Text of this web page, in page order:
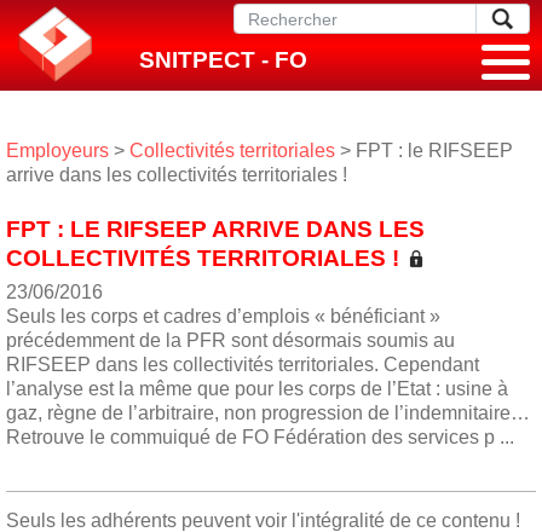
SNITPECT - FO
Employeurs > Collectivités territoriales > FPT : le RIFSEEP
arrive dans les collectivités territoriales !
FPT : LE RIFSEEP ARRIVE DANS LES
COLLECTIVITÉS TERRITORIALES !
23/06/2016
Seuls les corps et cadres d’emplois « bénéficiant »
précédemment de la PFR sont désormais soumis au
RIFSEEP dans les collectivités territoriales. Cependant
l’analyse est la même que pour les corps de l’Etat : usine à
gaz, règne de l’arbitraire, non progression de l’indemnitaire…
Retrouve le commuiqué de FO Fédération des services p ...
Seuls les adhérents peuvent voir l'intégralité de ce contenu !